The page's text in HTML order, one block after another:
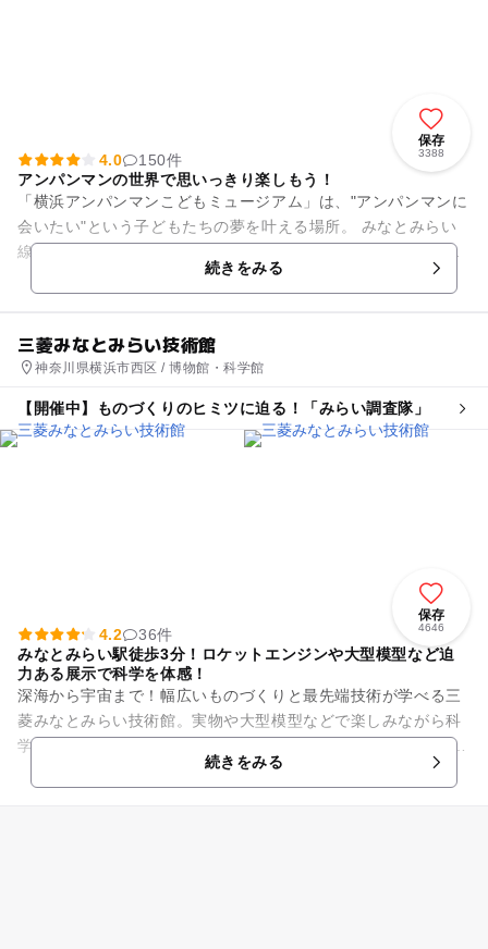
保存
3388
4.0
150件
アンパンマンの世界で思いっきり楽しもう！
「横浜アンパンマンこどもミュージアム」は、"アンパンマンに
会いたい"という子どもたちの夢を叶える場所。 みなとみらい
線・新高島駅から徒歩3分、JR横浜駅東口から徒歩10分と、ア
続きをみる
三菱みなとみらい技術館
神奈川県横浜市西区 / 博物館・科学館
【開催中】ものづくりのヒミツに迫る！「みらい調査隊」
保存
4646
4.2
36件
みなとみらい駅徒歩3分！ロケットエンジンや大型模型など迫
力ある展示で科学を体感！
深海から宇宙まで！幅広いものづくりと最先端技術が学べる三
菱みなとみらい技術館。実物や大型模型などで楽しみながら科
学技術に触れることができます。 ロケットエンジンの実物や深
海調査船の大型模型をは...続きをみる